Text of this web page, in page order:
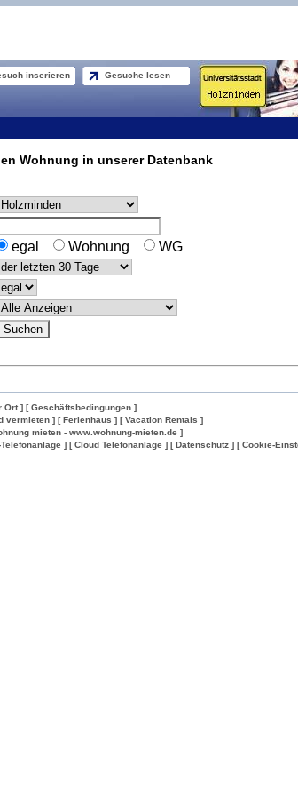
inserieren Gesuche lesen
Wohnung in unserer Datenbank
egal Wohnung
WG
Ort ] [ Geschäftsbedingungen ]
vermieten ] [ Ferienhaus ] [ Vacation Rentals ]
mieten - www.wohnung-mieten.de ]
] [ Cloud Telefonanlage ] [ Datenschutz ] [ Cookie-